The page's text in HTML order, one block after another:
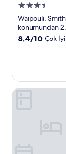
3.5
yıldızlı
konaklama
yeri
Waipouli,
konumundan
10
(1.002
yorum)
8,4/10 Çok İyi
Plantation Hale